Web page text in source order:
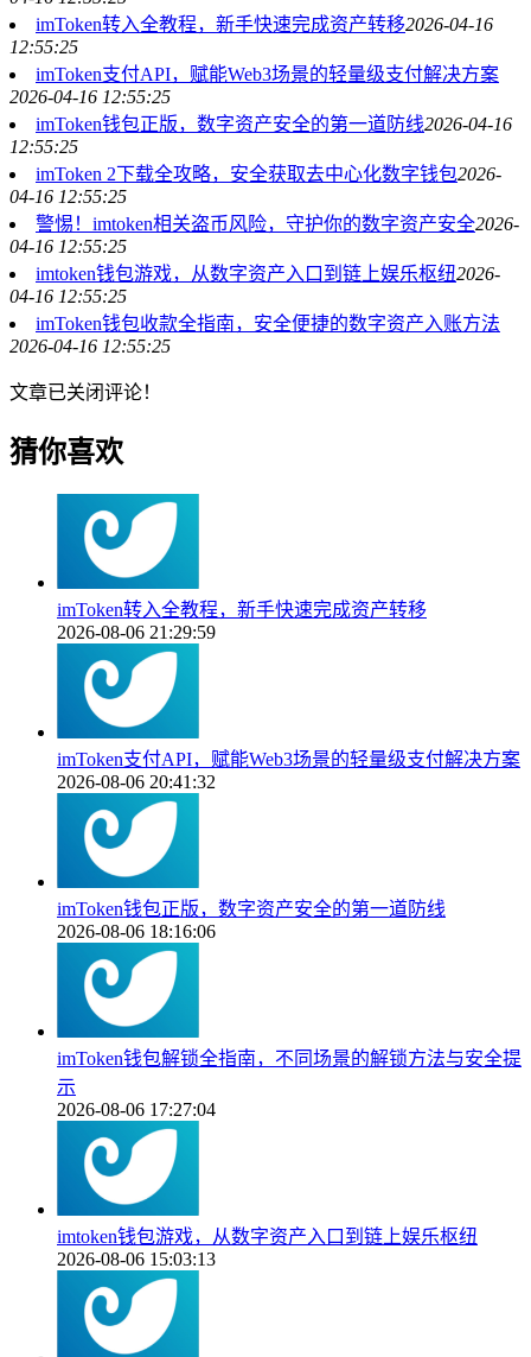
imToken转入全教程，新手快速完成资产转移2026-04-16
12:55:25
imToken支付API，赋能Web3场景的轻量级支付解决方案
2026-04-16 12:55:25
imToken钱包正版，数字资产安全的第一道防线2026-04-16
12:55:25
imToken 2下载全攻略，安全获取去中心化数字钱包2026-
04-16 12:55:25
警惕！imtoken相关盗币风险，守护你的数字资产安全2026-
04-16 12:55:25
imtoken钱包游戏，从数字资产入口到链上娱乐枢纽2026-
04-16 12:55:25
imToken钱包收款全指南，安全便捷的数字资产入账方法
2026-04-16 12:55:25
文章已关闭评论！
猜你喜欢
imToken转入全教程，新手快速完成资产转移
2026-08-06 21:29:59
imToken支付API，赋能Web3场景的轻量级支付解决方案
2026-08-06 20:41:32
imToken钱包正版，数字资产安全的第一道防线
2026-08-06 18:16:06
imToken钱包解锁全指南，不同场景的解锁方法与安全提
示
2026-08-06 17:27:04
imtoken钱包游戏，从数字资产入口到链上娱乐枢纽
2026-08-06 15:03:13